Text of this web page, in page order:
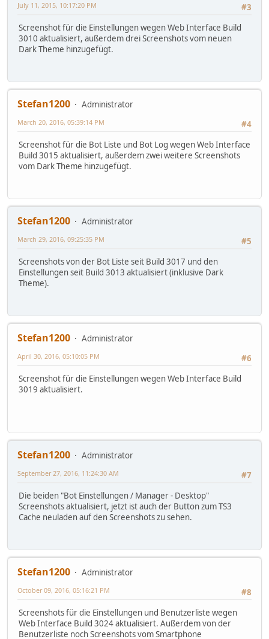
#3
July 11, 2015, 10:17:20 PM
Screenshot für die Einstellungen wegen Web Interface Build
3010 aktualisiert, außerdem drei Screenshots vom neuen
Dark Theme hinzugefügt.
Stefan1200
Administrator
#4
March 20, 2016, 05:39:14 PM
Screenshot für die Bot Liste und Bot Log wegen Web Interface
Build 3015 aktualisiert, außerdem zwei weitere Screenshots
vom Dark Theme hinzugefügt.
Stefan1200
Administrator
#5
March 29, 2016, 09:25:35 PM
Screenshots von der Bot Liste seit Build 3017 und den
Einstellungen seit Build 3013 aktualisiert (inklusive Dark
Theme).
Stefan1200
Administrator
#6
April 30, 2016, 05:10:05 PM
Screenshot für die Einstellungen wegen Web Interface Build
3019 aktualisiert.
Stefan1200
Administrator
#7
September 27, 2016, 11:24:30 AM
Die beiden "Bot Einstellungen / Manager - Desktop"
Screenshots aktualisiert, jetzt ist auch der Button zum TS3
Cache neuladen auf den Screenshots zu sehen.
Stefan1200
Administrator
#8
October 09, 2016, 05:16:21 PM
Screenshots für die Einstellungen und Benutzerliste wegen
Web Interface Build 3024 aktualisiert. Außerdem von der
Benutzerliste noch Screenshots vom Smartphone